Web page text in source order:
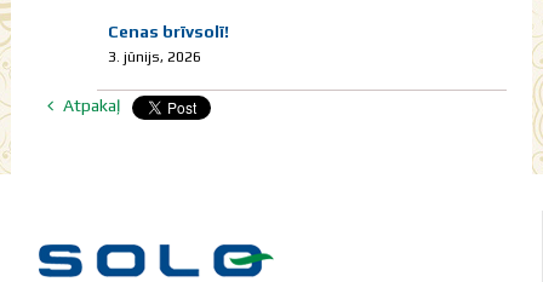
Cenas brīvsolī!
3. jūnijs, 2026
Atpakaļ